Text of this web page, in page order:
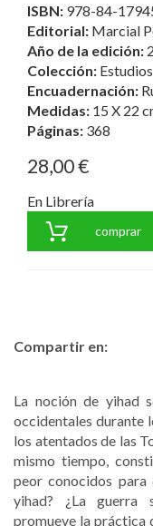
ISBN: 978-84-
Editorial: Marcial
Año de la edición:
Colección: Estudios
Encuadernación:
Medidas: 15 X 22
Páginas: 368
28,00 €
En Librería
comprar
Compartir en:
La noción de yihad
occidentales durante
los atentados de las
mismo tiempo,
peor conocidos para
yihad? ¿La guerra
promueve la práctica